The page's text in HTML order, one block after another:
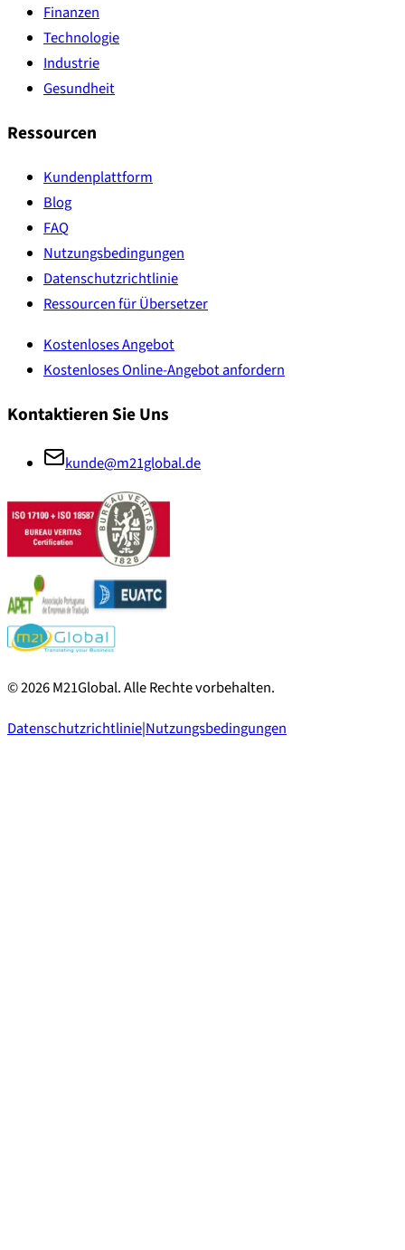
Finanzen
Technologie
Industrie
Gesundheit
Ressourcen
Kundenplattform
Blog
FAQ
Nutzungsbedingungen
Datenschutzrichtlinie
Ressourcen für Übersetzer
Kostenloses Angebot
Kostenloses Online-Angebot anfordern
Kontaktieren Sie Uns
kunde@m21global.de
©2026M21Global.Alle Rechte vorbehalten.
Datenschutzrichtlinie|Nutzungsbedingungen